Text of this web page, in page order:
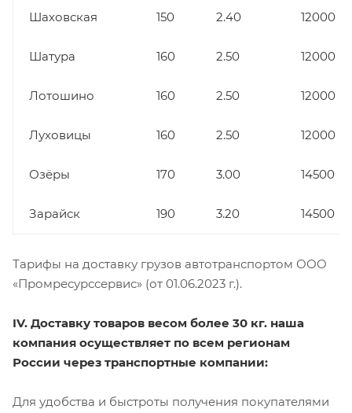
Шаховская 150 2.40 12000
Шатура 160 2.50 12000
Лотошино 160 2.50 12000
Луховицы 160 2.50 12000
Озёры 170 3.00 14500
Зарайск 190 3.20 14500
Тарифы на доставку грузов автотранспортом ООО
«Промресурссервис» (от 01.06.2023 г.).
IV. Доставку товаров весом более 30 кг. наша
компания осуществляет по всем регионам
России через транспортные компании:
Для удобства и быстроты получения покупателями